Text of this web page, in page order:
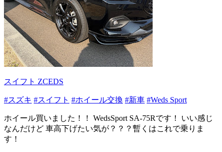
スイフト ZCEDS
#スズキ #スイフト #ホイール交換 #新車 #Weds Sport
ホイール買いました！！ WedsSport SA-75Rです！ いい感じ
なんだけど 車高下げたい気が？？？暫くはこれで乗りま
す！